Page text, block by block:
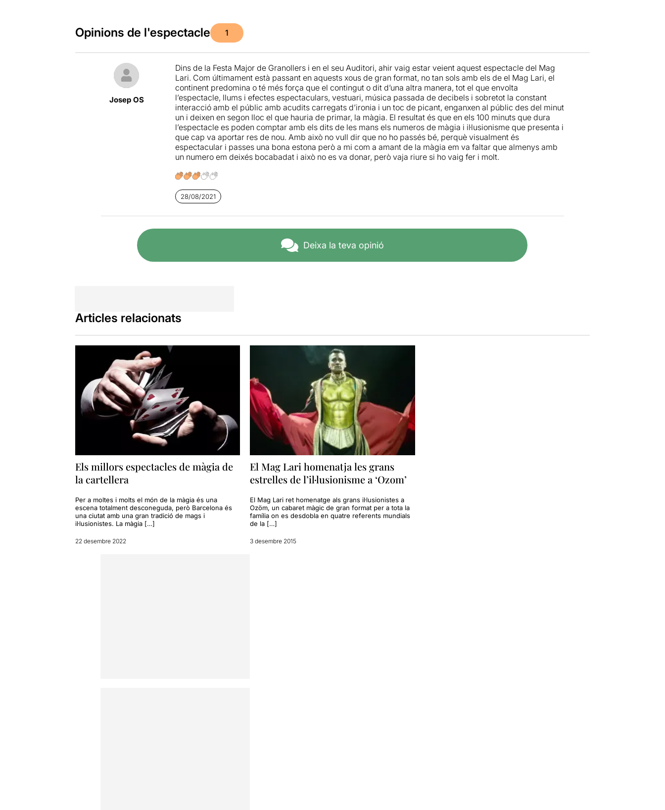
Opinions de l'espectacle 1
Josep OS
Dins de la Festa Major de Granollers i en el seu Auditori, ahir vaig estar veient aquest espectacle del Mag
Lari. Com últimament està passant en aquests xous de gran format, no tan sols amb els de el Mag Lari, el
continent predomina o té més força que el contingut o dit d’una altra manera, tot el que envolta
l’espectacle, llums i efectes espectaculars, vestuari, música passada de decibels i sobretot la constant
interacció amb el públic amb acudits carregats d’ironia i un toc de picant, enganxen al públic des del minut
un i deixen en segon lloc el que hauria de primar, la màgia. El resultat és que en els 100 minuts que dura
l’espectacle es poden comptar amb els dits de les mans els numeros de màgia i il·lusionisme que presenta i
que cap va aportar res de nou. Amb això no vull dir que no ho passés bé, perquè visualment és
espectacular i passes una bona estona però a mi com a amant de la màgia em va faltar que almenys amb
un numero em deixés bocabadat i això no es va donar, però vaja riure si ho vaig fer i molt.
28/08/2021
Deixa la teva opinió
Articles relacionats
Els millors espectacles de màgia de
la cartellera
Per a moltes i molts el món de la màgia és una
escena totalment desconeguda, però Barcelona és
una ciutat amb una gran tradició de mags i
il·lusionistes. La màgia […]
22 desembre 2022
El Mag Lari homenatja les grans
estrelles de l’il·lusionisme a ‘Ozom’
El Mag Lari ret homenatge als grans il·lusionistes a
Ozöm, un cabaret màgic de gran format per a tota la
família on es desdobla en quatre referents mundials
de la […]
3 desembre 2015